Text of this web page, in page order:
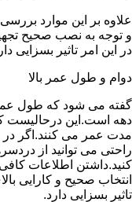
علاوه بر این موارد
و توجه به نصب صحیح
در این امر تاثیر بسزایی
دوام و طول عمر بالا
گفته می شود که طول عمر
دهه است.این درحالیست
مدت عمر می کنند.اگر در
راحتی می توانید از
کنید.داشتن اطلاعات
انتخاب صحیح و کارایی
تاثیر بسزایی دارد.